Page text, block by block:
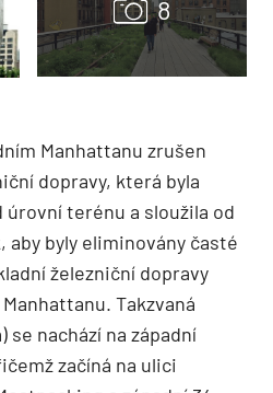
Manhattanu zrušen
dopravy, která byla
terénu a sloužila od
aby byly eliminovány časté
železniční dopravy
Takzvaná
se nachází na západní
začíná na ulici